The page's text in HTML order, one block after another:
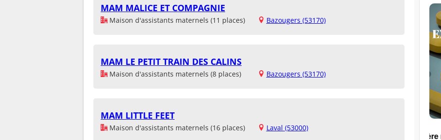
MAM MALICE ET COMPAGNIE
Maison d'assistants maternels (11 places) Bazougers (53170)
MAM LE PETIT TRAIN DES CALINS
Maison d'assistants maternels (8 places) Bazougers (53170)
MAM LITTLE FEET
Maison d'assistants maternels (16 places) Laval (53000)